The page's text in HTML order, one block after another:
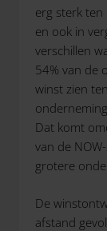
erg sterk ten
en ook in
verschillen
54% van de
winst zien
Dat komt
van de
grotere
De
afstand